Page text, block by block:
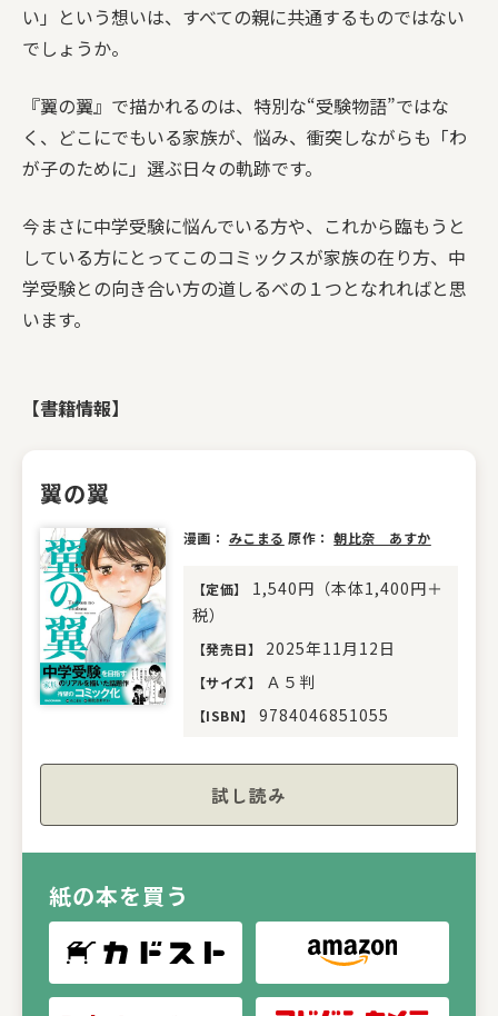
い」という想いは、すべての親に共通するものではない
でしょうか。
『翼の翼』で描かれるのは、特別な“受験物語”ではな
く、どこにでもいる家族が、悩み、衝突しながらも「わ
が子のために」選ぶ日々の軌跡です。
今まさに中学受験に悩んでいる方や、これから臨もうと
している方にとってこのコミックスが家族の在り方、中
学受験との向き合い方の道しるべの１つとなれればと思
います。
【書籍情報】
翼の翼
漫画： みこまる 原作：朝比奈 あすか
【定価】
1,540円（本体1,400円＋
税）
【発売日】 2025年11月12日
【サイズ】 Ａ５判
【ISBN】 9784046851055
試し読み
紙の本を買う